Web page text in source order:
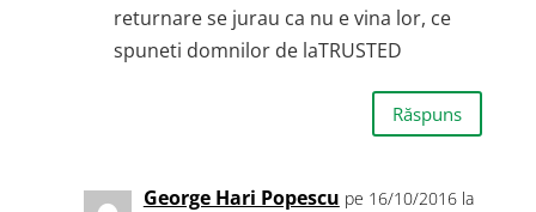
returnare se jurau ca nu e vina lor, ce
spuneti domnilor de laTRUSTED
Răspuns
George Hari Popescu pe 16/10/2016 la